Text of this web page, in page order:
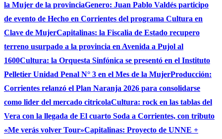
la Mujer de la provinciaGenero: Juan Pablo Valdés participo
de evento de Hecho en Corrientes del programa Cultura en
Clave de MujerCapitalinas: la Fiscalia de Estado recupero
terreno usurpado a la provincia en Avenida a Pujol al
1600Cultura: la Orquesta Sinfónica se presentó en el Instituto
Pelletier Unidad Penal N° 3 en el Mes de la MujerProducción:
Corrientes relanzó el Plan Naranja 2026 para consolidarse
como lider del mercado citricolaCultura: rock en las tablas del
Vera con la llegada de El cuarto Soda a Corrientes, con tributo
«Me verás volver Tour»Capitalinas: Proyecto de UNNE +